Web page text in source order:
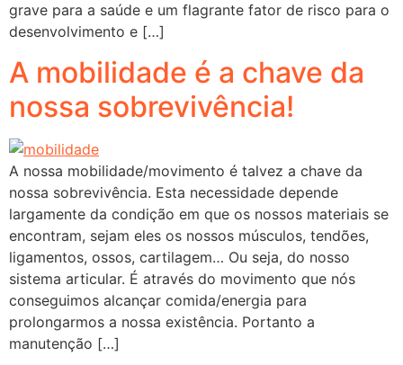
grave para a saúde e um flagrante fator de risco para o
desenvolvimento e […]
A mobilidade é a chave da
nossa sobrevivência!
A nossa mobilidade/movimento é talvez a chave da
nossa sobrevivência. Esta necessidade depende
largamente da condição em que os nossos materiais se
encontram, sejam eles os nossos músculos, tendões,
ligamentos, ossos, cartilagem… Ou seja, do nosso
sistema articular. É através do movimento que nós
conseguimos alcançar comida/energia para
prolongarmos a nossa existência. Portanto a
manutenção […]